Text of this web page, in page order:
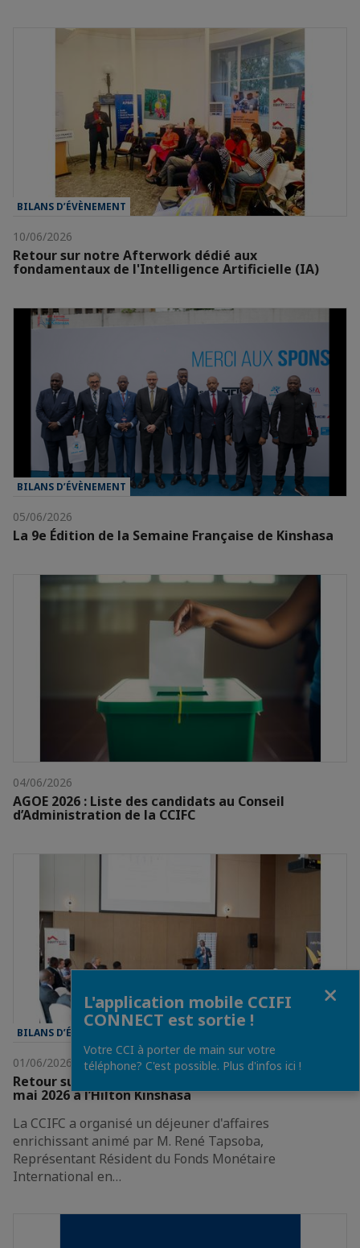
BILANS D’ÉVÈNEMENT
10/06/2026
Retour sur notre Afterwork dédié aux
fondamentaux de l'Intelligence Artificielle (IA)
BILANS D’ÉVÈNEMENT
05/06/2026
La 9e Édition de la Semaine Française de Kinshasa
04/06/2026
AGOE 2026 : Liste des candidats au Conseil
d’Administration de la CCIFC
BILANS D’ÉVÈNEMENT
01/06/2026
Retour sur notre déjeuner d'affaires du mardi 26
mai 2026 à l’Hilton Kinshasa
La CCIFC a organisé un déjeuner d'affaires
enrichissant animé par M. René Tapsoba,
Représentant Résident du Fonds Monétaire
International en…
L'application mobile CCIFI
CONNECT est sortie !
Votre CCI à porter de main sur votre
téléphone? C'est possible. Plus d'infos ici !